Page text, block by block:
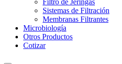
Sistemas de Filtración
Membranas Filtrantes
Microbiología
Otros Productos
Cotizar